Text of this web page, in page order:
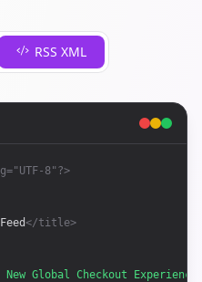
RSS XML
8"?>
</title>
Global Checkout Experience